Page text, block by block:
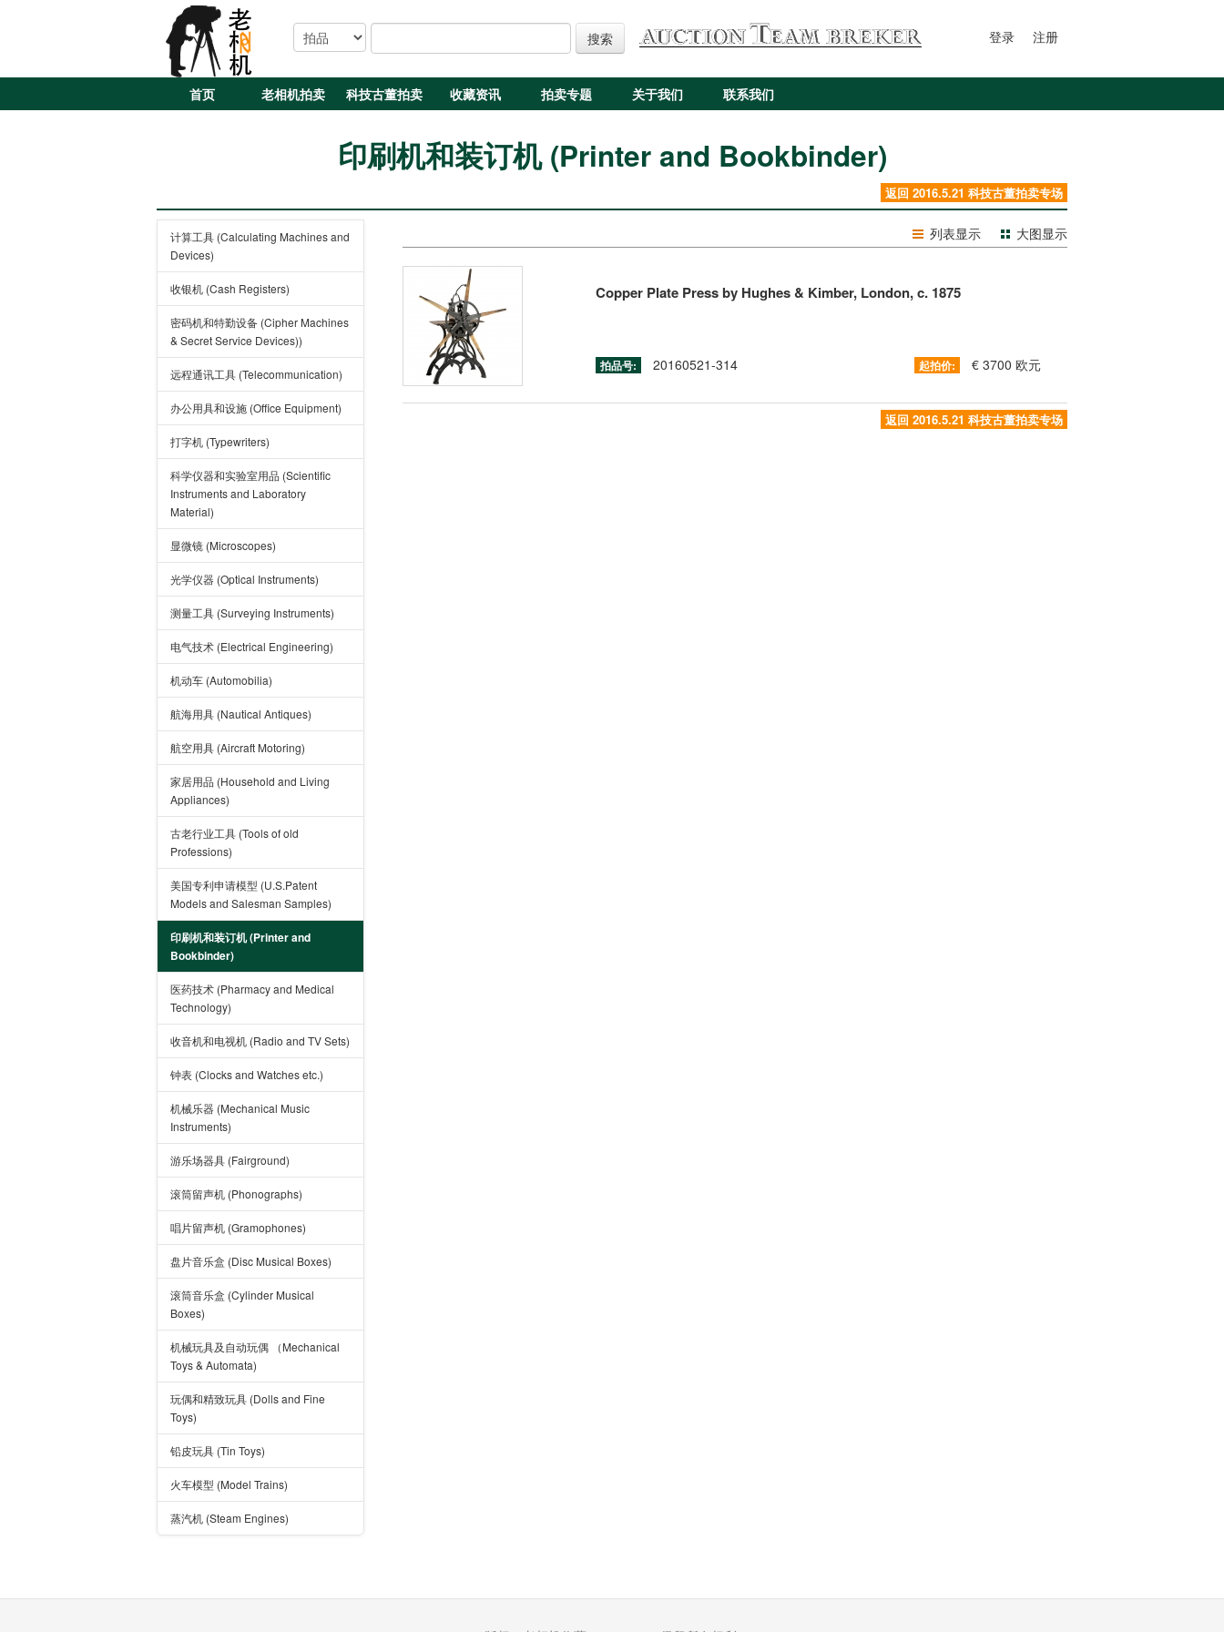
搜索 登录 注册
首页 老相机拍卖 科技古董拍卖 收藏资讯 拍卖专题 关于我们 联系我们
印刷机和装订机 (Printer and Bookbinder)
返回 2016.5.21 科技古董拍卖专场
计算工具 (Calculating Machines and
Devices)
收银机 (Cash Registers)
密码机和特勤设备 (Cipher Machines
& Secret Service Devices))
远程通讯工具 (Telecommunication)
办公用具和设施 (Office Equipment)
打字机 (Typewriters)
科学仪器和实验室用品 (Scientific
Instruments and Laboratory
Material)
显微镜 (Microscopes)
光学仪器 (Optical Instruments)
测量工具 (Surveying Instruments)
电气技术 (Electrical Engineering)
机动车 (Automobilia)
航海用具 (Nautical Antiques)
航空用具 (Aircraft Motoring)
家居用品 (Household and Living
Appliances)
古老行业工具 (Tools of old
Professions)
美国专利申请模型 (U.S.Patent
Models and Salesman Samples)
印刷机和装订机 (Printer and
Bookbinder)
医药技术 (Pharmacy and Medical
Technology)
收音机和电视机 (Radio and TV Sets)
钟表 (Clocks and Watches etc.)
机械乐器 (Mechanical Music
Instruments)
游乐场器具 (Fairground)
滚筒留声机 (Phonographs)
唱片留声机 (Gramophones)
盘片音乐盒 (Disc Musical Boxes)
滚筒音乐盒 (Cylinder Musical
Boxes)
机械玩具及自动玩偶 （Mechanical
Toys & Automata)
玩偶和精致玩具 (Dolls and Fine
Toys)
铅皮玩具 (Tin Toys)
火车模型 (Model Trains)
蒸汽机 (Steam Engines)
列表显示 大图显示
Copper Plate Press by Hughes & Kimber, London, c. 1875
拍品号: 20160521-314 起拍价: € 3700 欧元
返回 2016.5.21 科技古董拍卖专场